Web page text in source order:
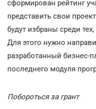
сформирован рейтинг
представить свои
будут избраны среди
Для этого нужно
разработанный бизнес-
последнего модуля
Побороться за грант